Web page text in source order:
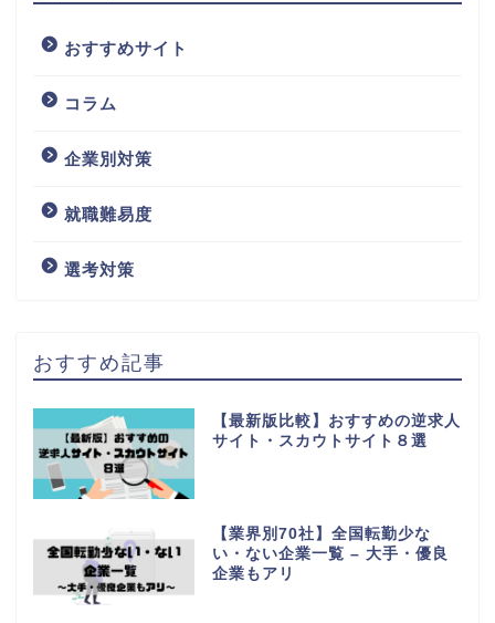
おすすめサイト
コラム
企業別対策
就職難易度
選考対策
おすすめ記事
【最新版比較】おすすめの逆求人
サイト・スカウトサイト８選
【業界別70社】全国転勤少な
い・ない企業一覧 – 大手・優良
企業もアリ